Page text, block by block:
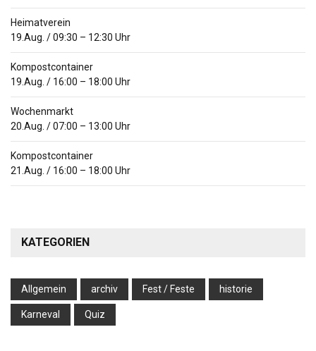
Heimatverein
19.Aug. /09:30 – 12:30 Uhr
Kompostcontainer
19.Aug. / 16:00 – 18:00 Uhr
Wochenmarkt
20.Aug. /07:00 – 13:00 Uhr
Kompostcontainer
21.Aug. / 16:00 – 18:00 Uhr
KATEGORIEN
Allgemein archiv Fest / Feste historie
Karneval Quiz